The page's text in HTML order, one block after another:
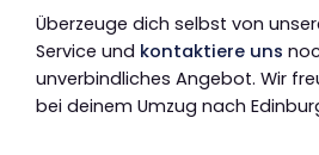
Überzeuge dich selbst von
Service und kontaktiere uns
unverbindliches Angebot. Wir
bei deinem Umzug nach